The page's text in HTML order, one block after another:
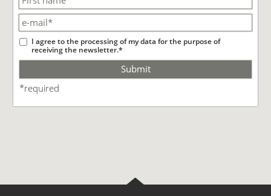
I agree to the processing of my data for the purpose of
receiving the newsletter.*
Submit
*required